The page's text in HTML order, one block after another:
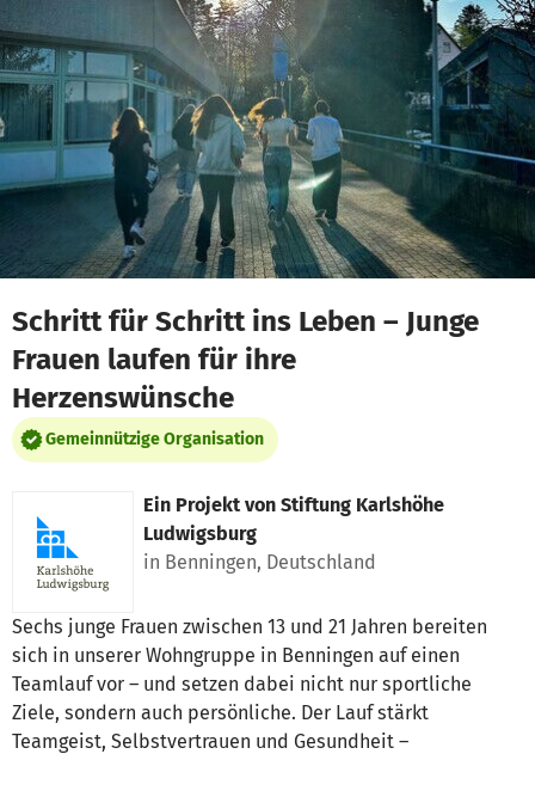
Zum Hauptinhalt springen
Erklärung zur Barrierefreiheit anzeigen
Schritt für Schritt ins Leben – Junge
Frauen laufen für ihre
Herzenswünsche
Gemeinnützige Organisation
Ein Projekt von Stiftung Karlshöhe
Ludwigsburg
in Benningen, Deutschland
Sechs junge Frauen zwischen 13 und 21 Jahren bereiten
sich in unserer Wohngruppe in Benningen auf einen
Teamlauf vor – und setzen dabei nicht nur sportliche
Ziele, sondern auch persönliche. Der Lauf stärkt
Teamgeist, Selbstvertrauen und Gesundheit –